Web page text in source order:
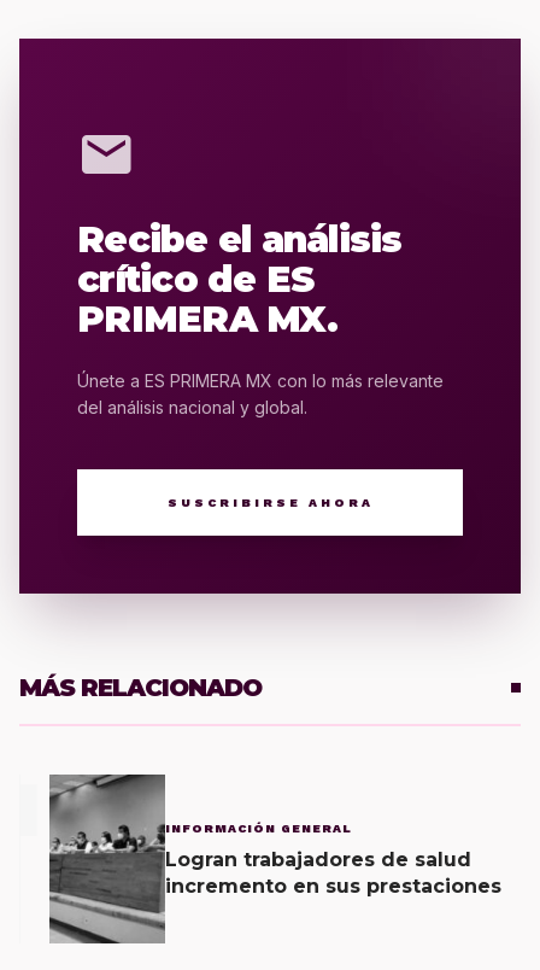
mail
Recibe el análisis
crítico de ES
PRIMERA MX.
Únete a ES PRIMERA MX con lo más relevante
del análisis nacional y global.
SUSCRIBIRSE AHORA
MÁS RELACIONADO
INFORMACIÓN GENERAL
Logran trabajadores de salud
incremento en sus prestaciones